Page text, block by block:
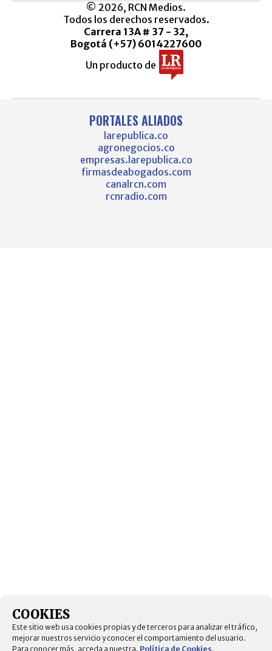
© 2026, RCN Medios.
Todos los derechos reservados.
Carrera 13A # 37 - 32,
Bogotá (+57) 6014227600
Un producto de
PORTALES ALIADOS
larepublica.co
agronegocios.co
empresas.larepublica.co
firmasdeabogados.com
canalrcn.com
rcnradio.com
COOKIES
Este sitio web usa cookies propias y de terceros para analizar el tráfico,
mejorar nuestros servicio y conocer el comportamiento del usuario.
Para conocer más, acceda a nuestra. Política de Cookies.